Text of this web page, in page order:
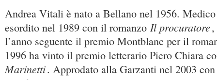
Andrea Vitali è nato a Bellano nel 1956.
esordito nel 1989 con il romanzo Il procuratore
l’anno seguente il premio Montblanc per il
1996 ha vinto il premio letterario Piero Chiara
Marinetti. Approdato alla Garzanti nel 2003